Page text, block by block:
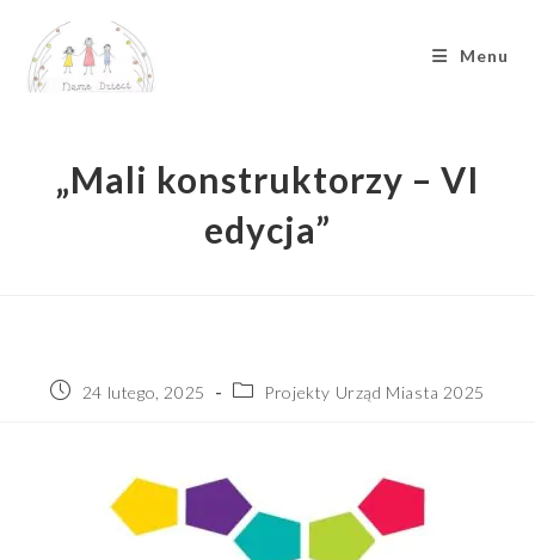
Menu
„Mali konstruktorzy – VI
edycja”
24 lutego, 2025 Projekty Urząd Miasta 2025